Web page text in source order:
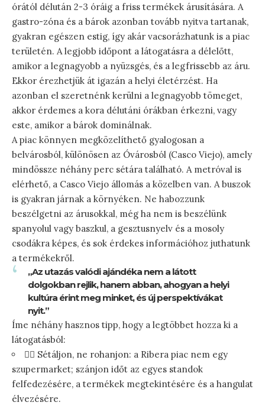
órától délután 2-3 óráig a friss termékek árusítására. A
gastro-zóna és a bárok azonban tovább nyitva tartanak,
gyakran egészen estig, így akár vacsorázhatunk is a piac
területén. A legjobb időpont a látogatásra a délelőtt,
amikor a legnagyobb a nyüzsgés, és a legfrissebb az áru.
Ekkor érezhetjük át igazán a helyi életérzést. Ha
azonban el szeretnénk kerülni a legnagyobb tömeget,
akkor érdemes a kora délutáni órákban érkezni, vagy
este, amikor a bárok dominálnak.
A piac könnyen megközelíthető gyalogosan a
belvárosból, különösen az Óvárosból (Casco Viejo), amely
mindössze néhány perc sétára található. A metróval is
elérhető, a Casco Viejo állomás a közelben van. A buszok
is gyakran járnak a környéken. Ne habozzunk
beszélgetni az árusokkal, még ha nem is beszélünk
spanyolul vagy baszkul, a gesztusnyelv és a mosoly
csodákra képes, és sok érdekes információhoz juthatunk
a termékekről.
„Az utazás valódi ajándéka nem a látott
dolgokban rejlik, hanem abban, ahogyan a helyi
kultúra érint meg minket, és új perspektívákat
nyit.”
Íme néhány hasznos tipp, hogy a legtöbbet hozza ki a
látogatásból:
🚶‍♀️ Sétáljon, ne rohanjon: a Ribera piac nem egy
szupermarket; szánjon időt az egyes standok
felfedezésére, a termékek megtekintésére és a hangulat
élvezésére.